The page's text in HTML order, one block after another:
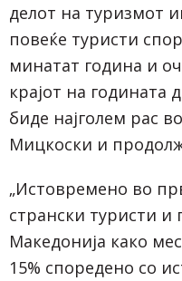
делот на туризмот
повеќе туристи
минатат година и
крајот на годината
биде најголем рас
Мицкоски и
„Истовремено во
странски туристи и
Македонија како
15% споредено со